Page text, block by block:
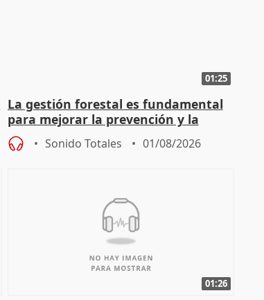
01:25
La gestión forestal es fundamental
para mejorar la prevención y la
actuación frente a incendios
Sonido Totales 01/08/2026
01:26